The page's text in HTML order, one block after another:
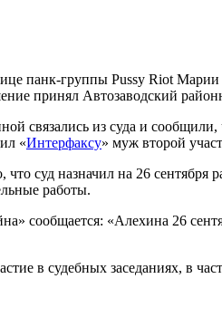
панк-группы Pussy Riot Марии
принял Автозаводский
связались из суда и
«Интерфаксу» муж второй
что суд назначил на 26
работы.
сообщается: «Алехина 26
в судебных заседаниях, в